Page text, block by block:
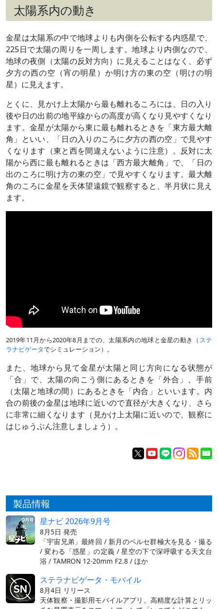
太陽系内の動き
金星は太陽系の中で地球よりも内側を公転する内惑星で、
225日で太陽の周りを一周します。地球より内側なので、
地球の夜側（太陽の反対方向）に見えることはなく、必ず
夕方の西の空（宵の明星）か明け方の東の空（明けの明
星）に見えます。
とくに、見かけ上太陽から最も離れるころには、日の入り
後や日の出前の地平線からの高度が高くなり見やすくなり
ます。金星が太陽から東に最も離れるときを「東方最大離
角」といい、「日の入りのころに夕方の西の空」で見やす
くなります（東と西を間違えないように注意）。反対に太
陽から西に最も離れるときは「西方最大離角」で、「日の
出のころに明け方の東の空」で見やすくなります。最大離
角のころに金星を天体望遠鏡で観察すると、半月状に見え
ます。
2019年11月から2020年8月までの、太陽系内の地球と金星の動き（ ステ
ラナビゲータでシミュレーション）。
また、地球から見て金星が太陽と同じ方向になる状態が
「合」で、太陽の向こう側にあるときを「外合」、手前
（太陽と地球の間）にあるときを「内合」といいます。内
合の前後の金星は地球に近いので直径が大きくなり、さら
に非常に細くなります（見かけ上太陽に近いので、観察に
はじゅうぶん注意しましょう）。
製品情報
星ナビ 2026年9月号
8月5日 発売
「宇宙兄弟」最終回 / 新月のペルセ群極大を見る・撮る
/ 変わる「惑星」の定義 / 星空の下で深呼吸する天文台
浴 / TAMRON 12-20mm F2.8 / ほか
ステラナビゲータ・モバイル
8月4日 リリース
天体観察・撮影用モバイルアプリ。高精度な計算とリッ